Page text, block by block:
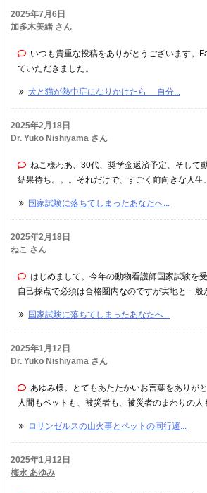
2025年7月6日
加多木美緒 さん
いつも貴重な投稿をありがとうございます。
ていただきました。
犬と猫が熱中症になりかけたら 自分...
2025年2月18日
Dr. Yuko Nishiyama さん
ねこ様わあ、30代、奨学金返済予定、そして
結果待ち。。。それだけで、すごく前向きな人生
国家試験に落ちてしまったあなたへ...
2025年2月18日
ねこ さん
はじめまして。今年の動物看護師国家試験を
自己採点で必須は合格圏内なのですが実地と一般
国家試験に落ちてしまったあなたへ...
2025年1月12日
Dr. Yuko Nishiyama さん
あゆみ様。とてもあたたかいお言葉をありが
人間もペットも、被災者も、被災者のまわりの人
ロサンゼルスの山火事とペットの同行避...
2025年1月12日
梅永 あゆみ